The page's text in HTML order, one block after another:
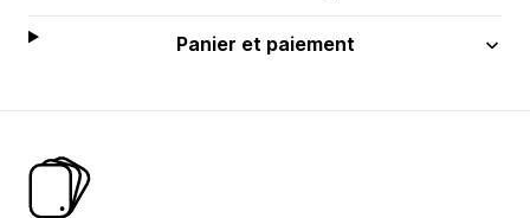
Panier et paiement